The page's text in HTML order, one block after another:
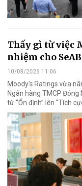
Thấy gì từ việc
nhiệm cho
10/08/2026 11:06
Moody's Ratings vừa
Ngân hàng TMCP
từ “Ổn định” lên “Tích